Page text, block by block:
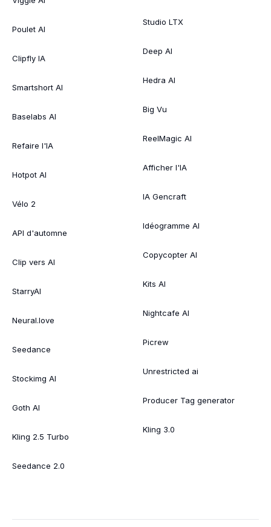
Poulet AI
Clipfly IA
Smartshort AI
Baselabs AI
Refaire l'IA
Hotpot AI
Vélo 2
API d'automne
Clip vers AI
StarryAI
Neural.love
Seedance
Stockimg AI
Goth AI
Kling 2.5 Turbo
Seedance 2.0
Studio LTX
Deep AI
Hedra AI
Big Vu
ReelMagic AI
Afficher l'IA
IA Gencraft
Idéogramme AI
Copycopter AI
Kits AI
Nightcafe AI
Picrew
Unrestricted ai
Producer Tag generator
Kling 3.0